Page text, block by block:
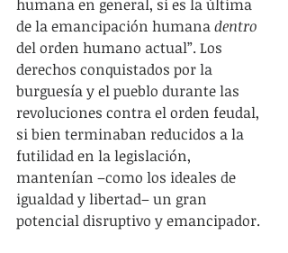
humana en general, sí es la última
de la emancipación humana dentro
del orden humano actual”. Los
derechos conquistados por la
burguesía y el pueblo durante las
revoluciones contra el orden feudal,
si bien terminaban reducidos a la
futilidad en la legislación,
mantenían –como los ideales de
igualdad y libertad– un gran
potencial disruptivo y emancipador.